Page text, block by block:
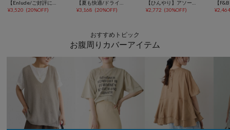
¥3,520 (20%OFF)
¥3,168 (20%OFF)
¥2,772 (30%OFF) ¥
おすすめトピック
お腹周りカバーアイテム